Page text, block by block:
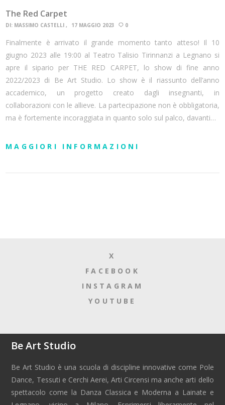
The Red Carpet
DI: MASSIMO CASTELLI 17 MAGGIO 2023 0
Finalmente è arrivato il grande momento tanto atteso! Il 10
giugno 2023 alle 19:00 al Teatro Talisio Tirinnanzi a Legnano si
apre il sipario per THE RED CARPET, lo show di fine anno
2022/2023 di Be Art Studio. Lo show è il riassunto dell’anno
accademico, un progetto creato dagli insegnanti, in
collaborazioni con le allieve. La partecipazione non è obbligatoria,
ma è fortemente incoraggiata in quanto solo sul palco, davanti…
MAGGIORI INFORMAZIONI
X
FACEBOOK
INSTAGRAM
YOUTUBE
Be Art Studio
Be Art Studio è una scuola di discipline innovative come Pole
Dance, Tessuti e Cerchi Aerei, Arti Circensi ma anche arti dello
spettacolo come la Danza Classica e Moderna a Lainate e